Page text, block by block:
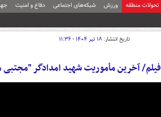
تحولات منطقه ورزش شبکه‌های اجتماعی دفاع و امنیت
تاریخ انتشار: ۱۸ تیر ۱۴۰۴ - ۱۱:۳۶
فیلم/ آخرین مأموریت شهید امدادگر